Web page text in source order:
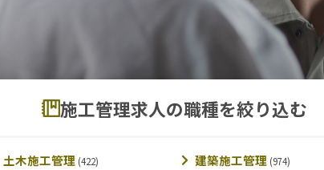
施工管理求人の職種を絞り込む
土木施工管理 建築施工管理